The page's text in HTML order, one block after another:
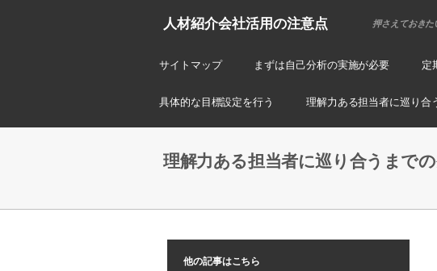
人材紹介会社活用の注意点 押さえておき
サイトマップ まずは自己分析の実施が必要 定
具体的な目標設定を行う 理解力ある担当者に巡り合
理解力ある担当者に巡り合うまで
他の記事はこちら